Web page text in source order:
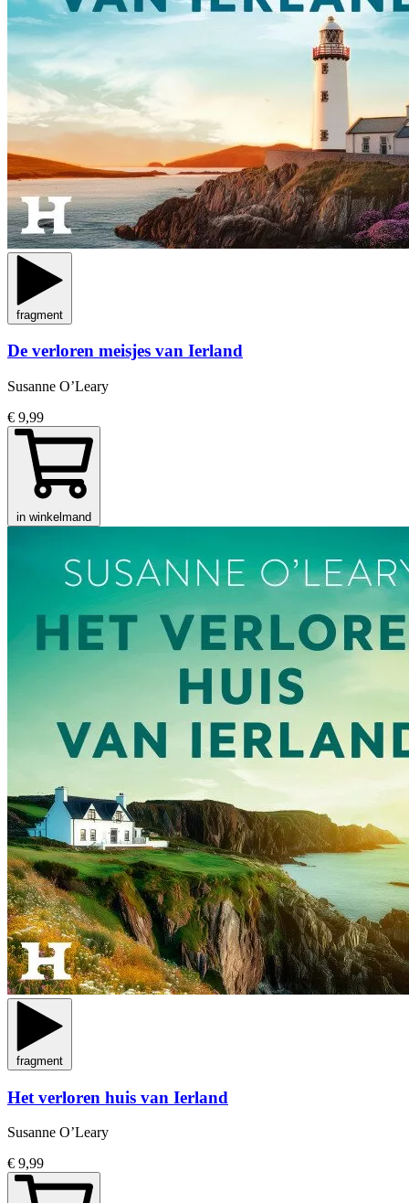
fragment
De verloren meisjes van Ierland
Susanne O’Leary
€ 9,99
in winkelmand
fragment
Het verloren huis van Ierland
Susanne O’Leary
€ 9,99